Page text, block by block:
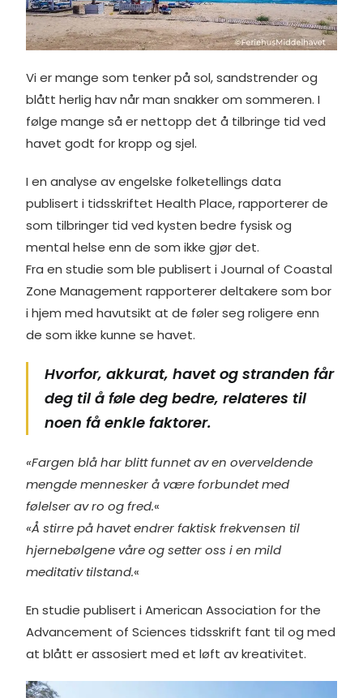
Vi er mange som tenker på sol, sandstrender og
blått herlig hav når man snakker om sommeren. I
følge mange så er nettopp det å tilbringe tid ved
havet godt for kropp og sjel.
I en analyse av engelske folketellings data
publisert i tidsskriftet Health Place, rapporterer de
som tilbringer tid ved kysten bedre fysisk og
mental helse enn de som ikke gjør det.
Fra en studie som ble publisert i Journal of Coastal
Zone Management rapporterer deltakere som bor
i hjem med havutsikt at de føler seg roligere enn
de som ikke kunne se havet.
Hvorfor, akkurat, havet og stranden får
deg til å føle deg bedre, relateres til
noen få enkle faktorer.
«Fargen blå har blitt funnet av en overveldende
mengde mennesker å være forbundet med
følelser av ro og fred.«
«Å stirre på havet endrer faktisk frekvensen til
hjernebølgene våre og setter oss i en mild
meditativ tilstand.«
En studie publisert i American Association for the
Advancement of Sciences tidsskrift fant til og med
at blått er assosiert med et løft av kreativitet.